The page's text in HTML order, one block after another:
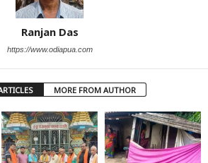
Ranjan Das
https://www.odiapua.com
MORE FROM AUTHOR